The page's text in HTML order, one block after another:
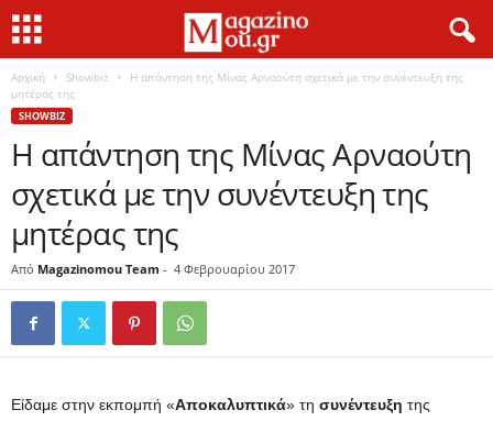
Αρχική Showbiz
Η απάντηση της Μίνας Αρναούτη σχετικά με την συνέντευξη της
μητέρας της
SHOWBIZ
Η απάντηση της Μίνας Αρναούτη
σχετικά με την συνέντευξη της
μητέρας της
Από Magazinomou Team - 4 Φεβρουαρίου 2017
Είδαμε στην εκπομπή «Αποκαλυπτικά» τη συνέντευξη της